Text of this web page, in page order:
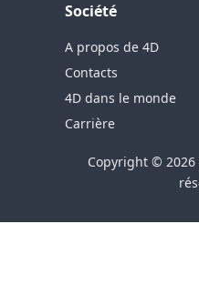
Société
A propos de 4D
Contacts
4D dans le monde
Carrière
Copyright © 2026